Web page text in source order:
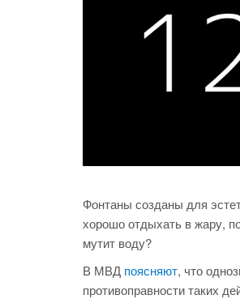
Фонтаны созданы для
хорошо отдыхать в жару,
мутит воду?
В МВД поясняют, что
противоправности таких